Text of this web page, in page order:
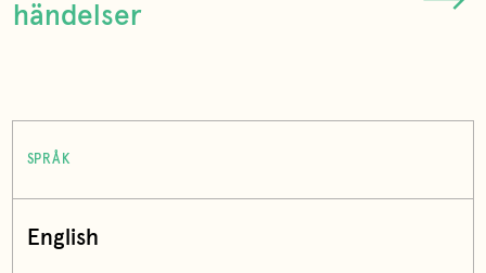
händelser
SPRÅK
English